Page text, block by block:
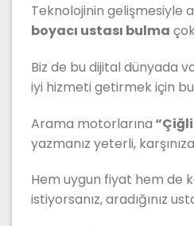
Teknolojinin gelişmesiyle
boyacı ustası bulma
Biz de bu dijital dünyada
iyi hizmeti getirmek için
Arama motorlarına
yazmanız yeterli,
Hem uygun fiyat hem de
istiyorsanız, aradığınız